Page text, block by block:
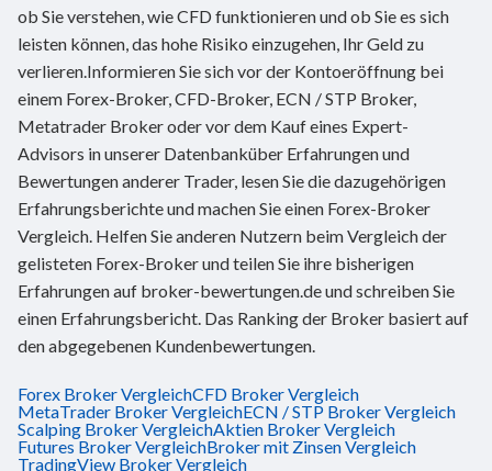
ob Sie verstehen, wie CFD funktionieren und ob Sie es sich
leisten können, das hohe Risiko einzugehen, Ihr Geld zu
verlieren.Informieren Sie sich vor der Kontoeröffnung bei
einem Forex-Broker, CFD-Broker, ECN / STP Broker,
Metatrader Broker oder vor dem Kauf eines Expert-
Advisors in unserer Datenbanküber Erfahrungen und
Bewertungen anderer Trader, lesen Sie die dazugehörigen
Erfahrungsberichte und machen Sie einen Forex-Broker
Vergleich. Helfen Sie anderen Nutzern beim Vergleich der
gelisteten Forex-Broker und teilen Sie ihre bisherigen
Erfahrungen auf broker-bewertungen.de und schreiben Sie
einen Erfahrungsbericht. Das Ranking der Broker basiert auf
den abgegebenen Kundenbewertungen.
Forex Broker VergleichCFD Broker Vergleich
MetaTrader Broker VergleichECN / STP Broker Vergleich
Scalping Broker VergleichAktien Broker Vergleich
Futures Broker VergleichBroker mit Zinsen Vergleich
TradingView Broker Vergleich